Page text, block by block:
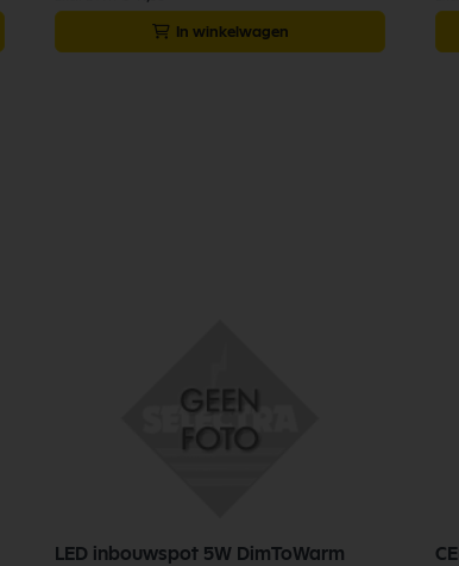
In winkelwagen
LED inbouwspot 5W DimToWarm